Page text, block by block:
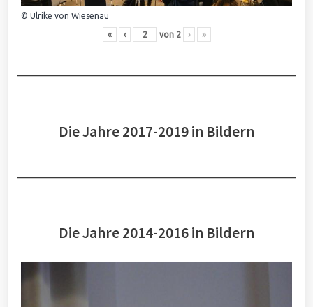
© Ulrike von Wiesenau
« ‹ von 2 › »
Die Jahre 2017-2019 in Bildern
Die Jahre 2014-2016 in Bildern